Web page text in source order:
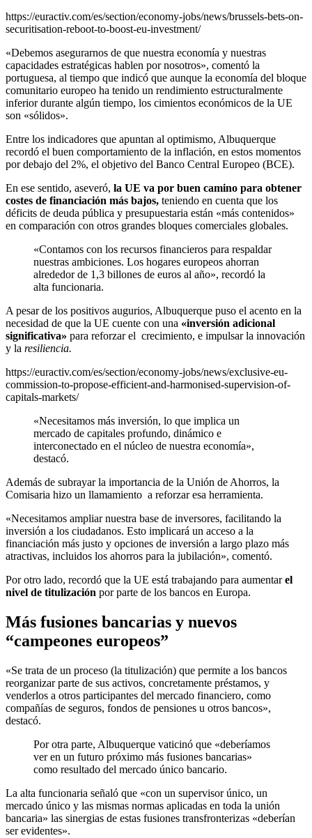
https://euractiv.com/es/section/economy-jobs/news/brussels-bets-on-
securitisation-reboot-to-boost-eu-investment/
«Debemos asegurarnos de que nuestra economía y nuestras
capacidades estratégicas hablen por nosotros», comentó la
portuguesa, al tiempo que indicó que aunque la economía del bloque
comunitario europeo ha tenido un rendimiento estructuralmente
inferior durante algún tiempo, los cimientos económicos de la UE
son «sólidos».
Entre los indicadores que apuntan al optimismo, Albuquerque
recordó el buen comportamiento de la inflación, en estos momentos
por debajo del 2%, el objetivo del Banco Central Europeo (BCE).
En ese sentido, aseveró, la UE va por buen camino para obtener
costes de financiación más bajos, teniendo en cuenta que los
déficits de deuda pública y presupuestaria están «más contenidos»
en comparación con otros grandes bloques comerciales globales.
«Contamos con los recursos financieros para respaldar
nuestras ambiciones. Los hogares europeos ahorran
alrededor de 1,3 billones de euros al año», recordó la
alta funcionaria.
A pesar de los positivos augurios, Albuquerque puso el acento en la
necesidad de que la UE cuente con una «inversión adicional
significativa» para reforzar el crecimiento, e impulsar la innovación
y la resiliencia.
https://euractiv.com/es/section/economy-jobs/news/exclusive-eu-
commission-to-propose-efficient-and-harmonised-supervision-of-
capitals-markets/
«Necesitamos más inversión, lo que implica un
mercado de capitales profundo, dinámico e
interconectado en el núcleo de nuestra economía»,
destacó.
Además de subrayar la importancia de la Unión de Ahorros, la
Comisaria hizo un llamamiento a reforzar esa herramienta.
«Necesitamos ampliar nuestra base de inversores, facilitando la
inversión a los ciudadanos. Esto implicará un acceso a la
financiación más justo y opciones de inversión a largo plazo más
atractivas, incluidos los ahorros para la jubilación», comentó.
Por otro lado, recordó que la UE está trabajando para aumentarel
nivel de titulización por parte de los bancos en Europa.
Más fusiones bancarias y nuevos
“campeones europeos”
«Se trata de un proceso (la titulización) que permite a los bancos
reorganizar parte de sus activos, concretamente préstamos, y
venderlos a otros participantes del mercado financiero, como
compañías de seguros, fondos de pensiones u otros bancos»,
destacó.
Por otra parte, Albuquerque vaticinó que «deberíamos
ver en un futuro próximo más fusiones bancarias»
como resultado del mercado único bancario.
La alta funcionaria señaló que «con un supervisor único, un
mercado único y las mismas normas aplicadas en toda la unión
bancaria» las sinergias de estas fusiones transfronterizas «deberían
ser evidentes».